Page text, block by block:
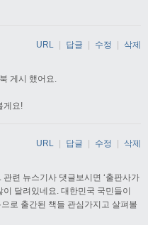
게시 했어요.
게요!
URL 답글 수정 삭제
련 뉴스기사 댓글보시면 ‘출판사가
달려있네요. 대한민국 국민들이
로 출간된 책들 관심가지고 살펴볼
URL 답글 수정 삭제